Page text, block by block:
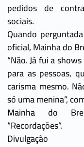
pedidos de
sociais.
Quando
oficial, Mainha do
“Não. Já fui a
para as pessoas,
carisma mesmo.
só uma menina”,
Mainha do
“Recordações”.
Divulgação